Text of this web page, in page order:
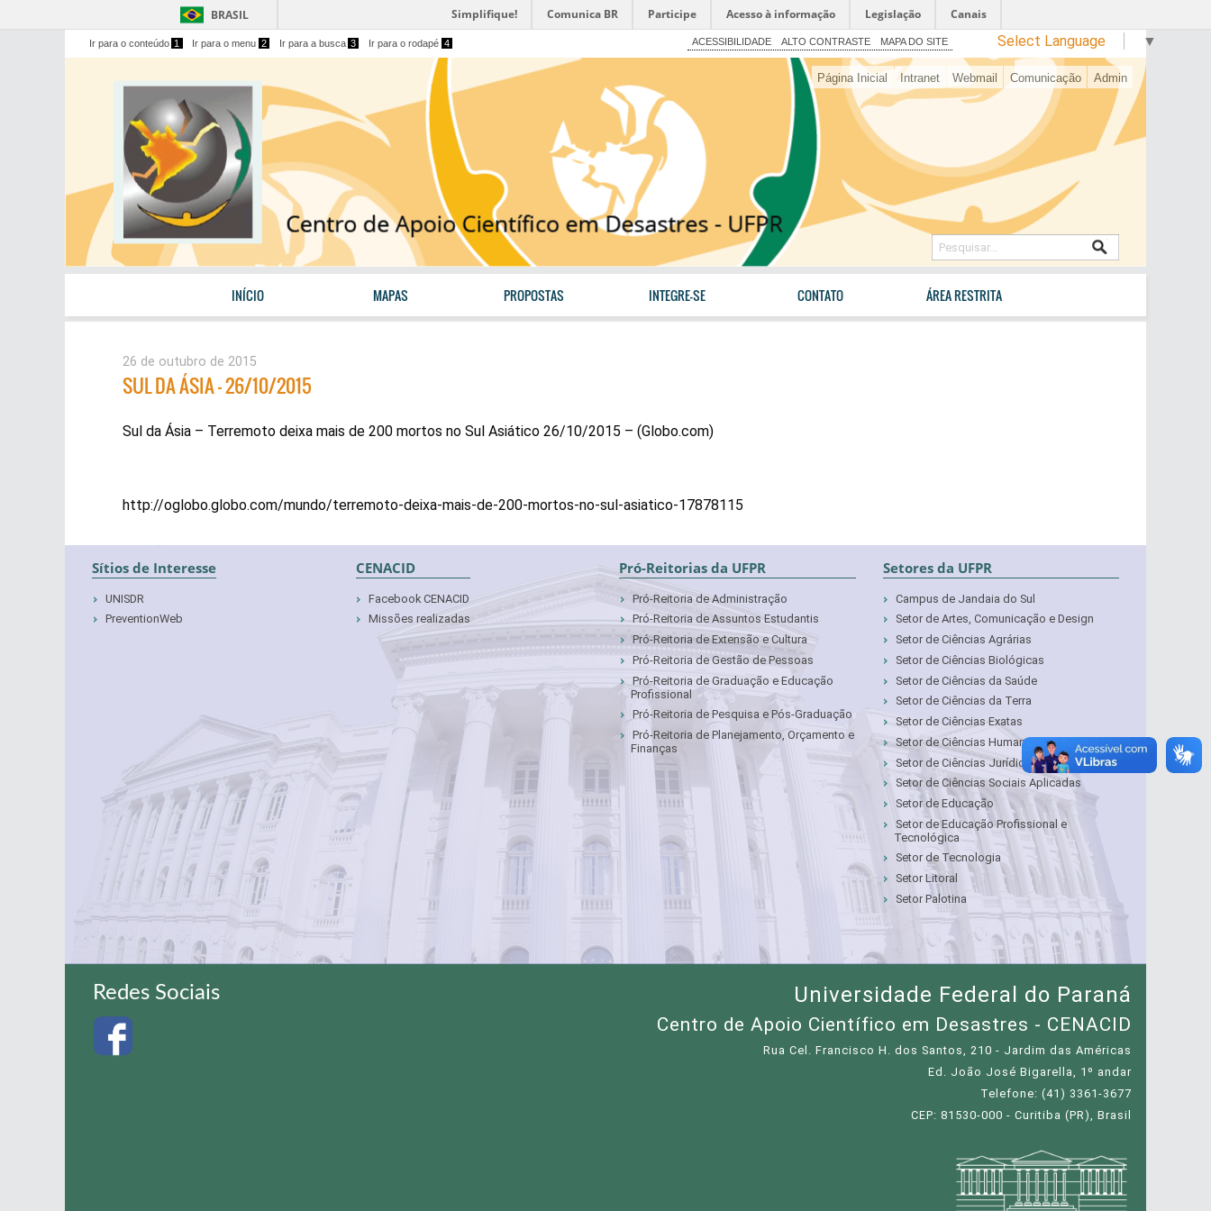
BRASIL Simplifique! Comunica BR Participe Acesso à informação Legislação Canais
Ir para o conteúdo 1 Ir para o menu 2 Ir para a busca 3 Ir para o rodapé 4 ACESSIBILIDADE ALTO CONTRASTE MAPA DO SITE Select Language ▼
Página Inicial Intranet Webmail Comunicação Admin
INÍCIO MAPAS PROPOSTAS INTEGRE-SE CONTATO ÁREA RESTRITA
26 de outubro de 2015
SUL DA ÁSIA – 26/10/2015
Sul da Ásia – Terremoto deixa mais de 200 mortos no Sul Asiático 26/10/2015 – (Globo.com)
http://oglobo.globo.com/mundo/terremoto-deixa-mais-de-200-mortos-no-sul-asiatico-17878115
Sítios de Interesse
UNISDR
PreventionWeb
CENACID
Facebook CENACID
Missões realizadas
Pró-Reitorias da UFPR
Pró-Reitoria de Administração
Pró-Reitoria de Assuntos Estudantis
Pró-Reitoria de Extensão e Cultura
Pró-Reitoria de Gestão de Pessoas
Pró-Reitoria de Graduação e Educação
Profissional
Pró-Reitoria de Pesquisa e Pós-Graduação
Pró-Reitoria de Planejamento, Orçamento e
Finanças
Setores da UFPR
Campus de Jandaia do Sul
Setor de Artes, Comunicação e Design
Setor de Ciências Agrárias
Setor de Ciências Biológicas
Setor de Ciências da Saúde
Setor de Ciências da Terra
Setor de Ciências Exatas
Setor de Ciências Humanas
Setor de Ciências Jurídicas
Setor de Ciências Sociais Aplicadas
Setor de Educação
Setor de Educação Profissional e
Tecnológica
Setor de Tecnologia
Setor Litoral
Setor Palotina
Redes Sociais Universidade Federal do Paraná
Centro de Apoio Científico em Desastres - CENACID
Rua Cel. Francisco H. dos Santos, 210 - Jardim das Américas
Ed. João José Bigarella, 1º andar
Telefone: (41) 3361-3677
CEP: 81530-000 - Curitiba (PR), Brasil